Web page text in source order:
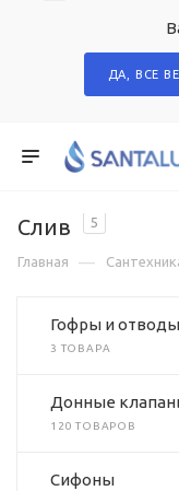
ДА, ВСЕ
Слив 5
Главная —
Гофры и отводы
3 ТОВАРА
Донные
120 ТОВАРОВ
Сифоны